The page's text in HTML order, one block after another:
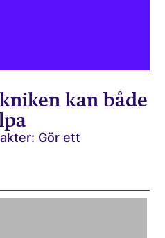
kan både
Gör ett